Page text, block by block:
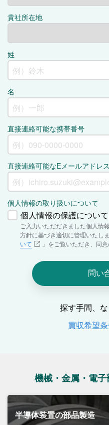
機械・金属・電
半導体装置の部品製造